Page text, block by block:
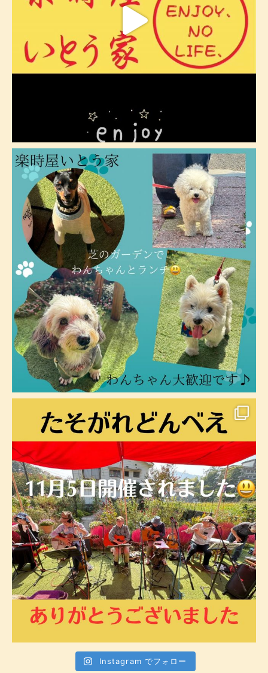
Instagram でフォロー